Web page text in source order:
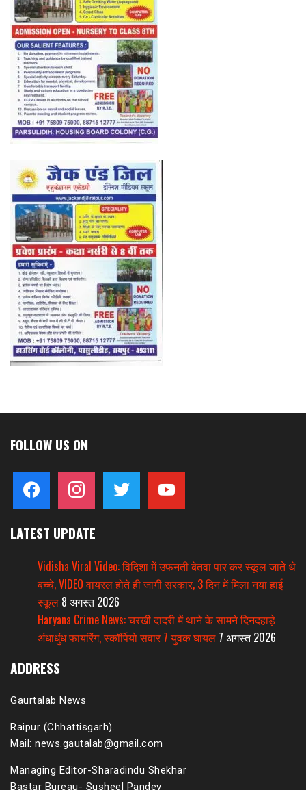
FOLLOW US ON
facebook instagram twitter youtube
LATEST UPDATE
Vidisha Viral Video: विदिशा में उफनती बेतवा पार कर स्कूल जाते थे
बच्चे, VIDEO वायरल होते ही जागी सरकार, 3 दिन में मिला नया हाई
स्कूल 8 अगस्त 2026
Haryana Crime News: चरखी दादरी में थाने के सामने दिनदहाड़े
अंधाधुंध फायरिंग, स्कॉर्पियो सवार 7 युवक घायल 7 अगस्त 2026
ADDRESS
Gaurtalab News
Raipur (Chhattisgarh).
Mail: news.gautalab@gmail.com
Managing Editor-Sharadindu Shekhar
Bastar Bureau- Susheel Pandey